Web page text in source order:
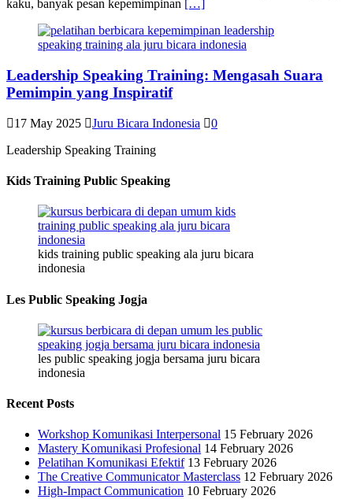
kaku, banyak pesan kepemimpinan […]
Leadership Speaking Training: Mengasah Suara
Pemimpin yang Inspiratif
17 May 2025 Juru Bicara Indonesia
0
Leadership Speaking Training
Kids Training Public Speaking
kids training public speaking ala juru bicara
indonesia
Les Public Speaking Jogja
les public speaking jogja bersama juru bicara
indonesia
Recent Posts
Workshop Komunikasi Interpersonal 15 February 2026
Mastery Komunikasi Profesional 14 February 2026
Pelatihan Komunikasi Efektif 13 February 2026
The Creative Communicator Masterclass 12 February 2026
High-Impact Communication 10 February 2026